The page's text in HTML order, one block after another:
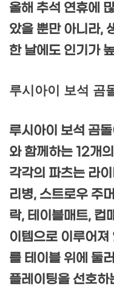
올해 추석 연휴에
았을 뿐만 아니라,
한 날에도 인기가
루시아이 보석 곰
루시아이 보석 곰
와 함께하는 12개
각각의 파츠는 라
리병, 스트로우 주
락, 테이블매트, 컵
이템으로 이루어져
를 테이블 위에 둘
플레이팅을 선호